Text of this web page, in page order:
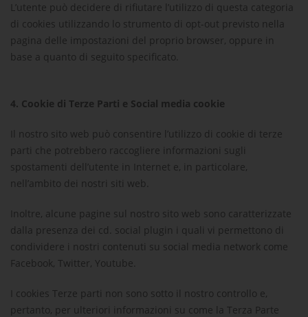
L’utente può decidere di rifiutare l’utilizzo di questa categoria
di cookies utilizzando lo strumento di opt-out previsto nella
pagina delle impostazioni del proprio browser, oppure in
base a quanto di seguito specificato.
4. Cookie di Terze Parti e Social media cookie
Il nostro sito web può consentire l’utilizzo di cookie di terze
parti che potrebbero raccogliere informazioni sugli
spostamenti dell’utente in Internet e, in particolare,
nell’ambito dei nostri siti web.
Inoltre, alcune pagine sul nostro sito web sono caratterizzate
dalla presenza dei cd. social plugin i quali vi permettono di
condividere i nostri contenuti su social media network come
Facebook, Twitter, Youtube.
I cookies Terze parti non sono sotto il nostro controllo e,
pertanto, per ulteriori informazioni su come la Terza Parte